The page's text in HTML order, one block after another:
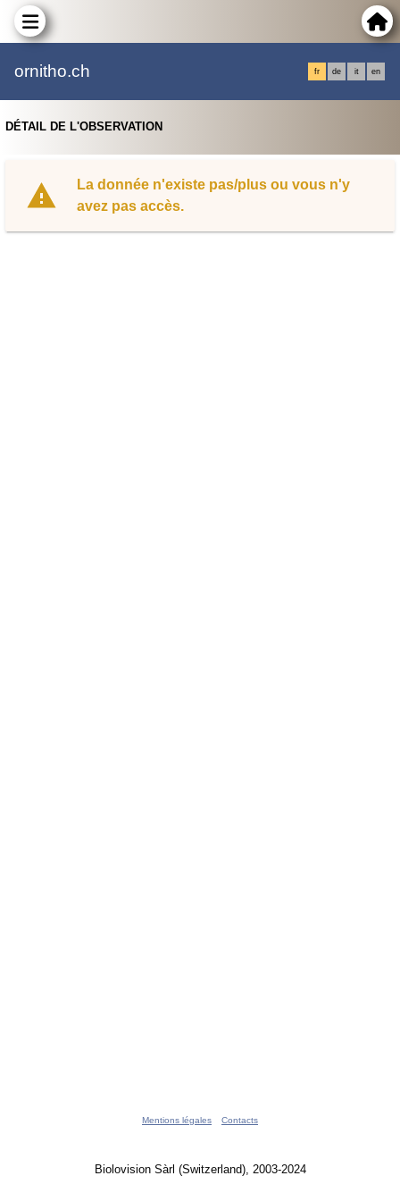
ornitho.ch fr de it en
DÉTAIL DE L'OBSERVATION
La donnée n'existe pas/plus ou vous n'y
avez pas accès.
Mentions légales Contacts
Biolovision Sàrl (Switzerland), 2003-2024